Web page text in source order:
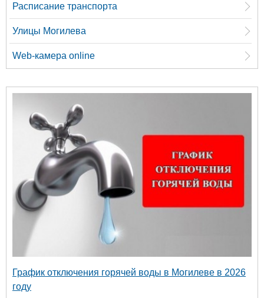
Расписание транспорта
Улицы Могилева
Web-камера online
График отключения горячей воды в Могилеве в 2026
году